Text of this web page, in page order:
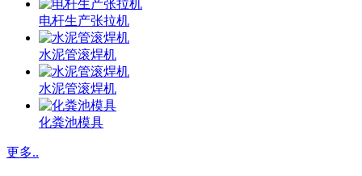
电杆生产张拉机
水泥管滚焊机
水泥管滚焊机
化粪池模具
更多..